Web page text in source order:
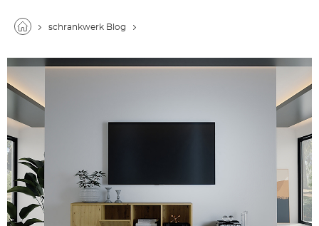
schrankwerk Blog